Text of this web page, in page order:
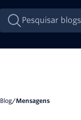
Blog/ Mensagens